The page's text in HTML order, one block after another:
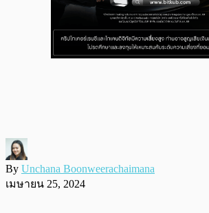
By Unchana Boonweerachaimana
เมษายน 25, 2024